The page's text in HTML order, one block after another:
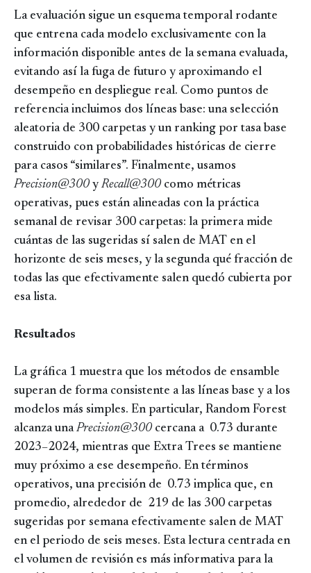
La evaluación sigue un esquema temporal rodante
que entrena cada modelo exclusivamente con la
información disponible antes de la semana evaluada,
evitando así la fuga de futuro y aproximando el
desempeño en despliegue real. Como puntos de
referencia incluimos dos líneas base: una selección
aleatoria de 300 carpetas y un ranking por tasa base
construido con probabilidades históricas de cierre
para casos “similares”. Finalmente, usamos
Precision@300 y Recall@300 como métricas
operativas, pues están alineadas con la práctica
semanal de revisar 300 carpetas: la primera mide
cuántas de las sugeridas sí salen de MAT en el
horizonte de seis meses, y la segunda qué fracción de
todas las que efectivamente salen quedó cubierta por
esa lista.
Resultados
La gráfica 1 muestra que los métodos de ensamble
superan de forma consistente a las líneas base y a los
modelos más simples. En particular, Random Forest
alcanza unaPrecision@300 cercana a 0.73 durante
2023–2024, mientras que Extra Trees se mantiene
muy próximo a ese desempeño. En términos
operativos, una precisión de 0.73 implica que, en
promedio, alrededor de 219 de las 300 carpetas
sugeridas por semana efectivamente salen de MAT
en el periodo de seis meses. Esta lectura centrada en
el volumen de revisión es más informativa para la